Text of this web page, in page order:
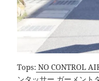
Tops: NO CONTROL